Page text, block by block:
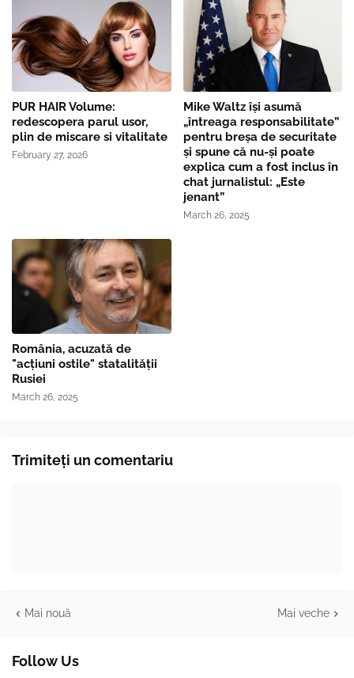
PUR HAIR Volume:
redescopera parul usor,
plin de miscare si vitalitate
February 27, 2026
Mike Waltz îşi asumă
„întreaga responsabilitate”
pentru breşa de securitate
și spune că nu-și poate
explica cum a fost inclus în
chat jurnalistul: „Este
jenant”
March 26, 2025
România, acuzată de
"acțiuni ostile" statalității
Rusiei
March 26, 2025
Trimiteți un comentariu
Mai nouă Mai veche
Follow Us